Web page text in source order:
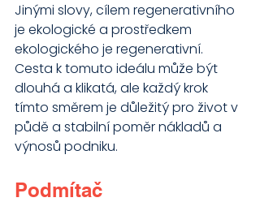
Jinými slovy, cílem regenerativního
je ekologické a prostředkem
ekologického je regenerativní.
Cesta k tomuto ideálu může být
dlouhá a klikatá, ale každý krok
tímto směrem je důležitý pro život v
půdě a stabilní poměr nákladů a
výnosů podniku.
Podmítač